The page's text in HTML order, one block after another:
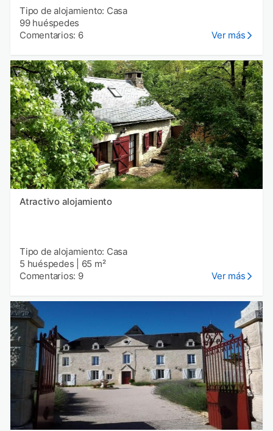
Tipo de alojamiento: Casa
99 huéspedes
Comentarios: 6
Ver más
Atractivo alojamiento
Tipo de alojamiento: Casa
5 huéspedes
65 m²
Comentarios: 9
Ver más